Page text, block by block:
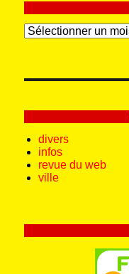
Archives
divers
infos
revue du web
ville